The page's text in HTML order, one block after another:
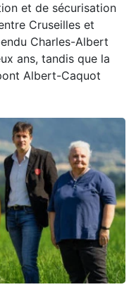
et de sécurisation
Cruseilles et
Charles-Albert
ans, tandis que la
Albert-Caquot